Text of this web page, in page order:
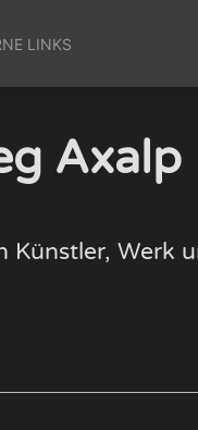
LINKS
Axalp
Künstler, Werk